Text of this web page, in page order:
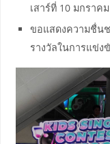
เสาร์​ที่​ 10 มกราค
ขอแสดงความชื่น
รางวัลในการแข่ง